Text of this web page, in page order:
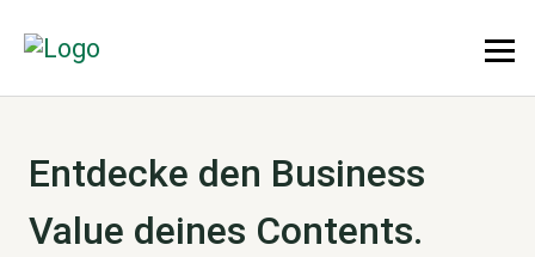
Entdecke den Business
Value deines Contents.